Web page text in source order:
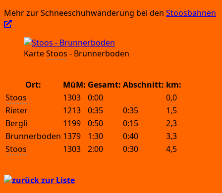
Mehr zur Schnee­schuh­wan­de­rung bei den Stoos­bah­nen
Kar­teStoos - Brun­ner­bo­den
Ort: MüM: Gesamt: Abschnitt: km:
Stoos
1303 0:00
0,0
Rieter
1213 0:35 0:35
1,5
Bergli
1199 0:50 0:15
2,3
Brunnerboden 1379 1:30 0:40
3,3
Stoos
1303 2:00 0:30 4,5